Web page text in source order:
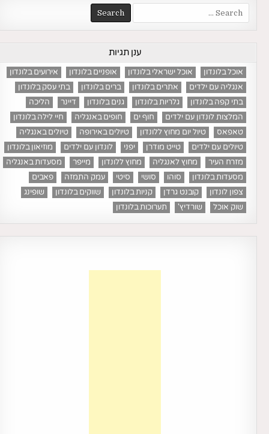
Search
ענן תגיות
אוכל בלונדון אוכל ישראלי בלונדון אופניים בלונדון
אירועים בלונדון
אנגליה עם ילדים
אתרים בלונדון ברים בלונדון
בתי עסק בלונדון
בתי קפה בלונדון
גלריות בלונדון גנים בלונדון דיינר
הליכה
המלצות לונדון עם ילדים
חוף ים חופים באנגליה
חיי לילה בלונדון
טאפאס
טיול יום מחוץ ללונדון טיולים באירופה
טיולים באנגליה
טיולים עם ילדים
טייט מודרן יפני לונדון עם ילדים
מוזיאון בלונדון
מזרח העיר
מחוץ לאנגליה מחוץ ללונדון מייפר
מסעדות באנגליה
מסעדות בלונדון
סוהו סושי סיטי עמק התמזה
פאבים
צפון לונדון
קובנט גרדן קניות בלונדון שווקים בלונדון
שופינג
שוק אוכל
שורדיץ' תערוכות בלונדון